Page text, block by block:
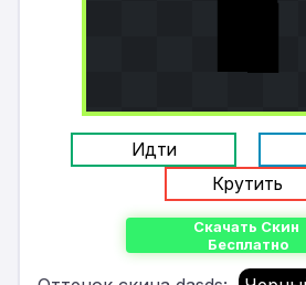
Идти
Крутить
Скачать Скин
Бесплатно